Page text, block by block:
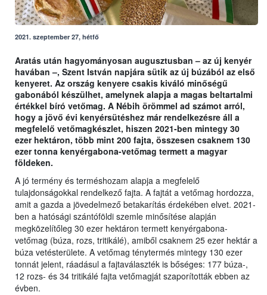
2021. szeptember 27, hétfő
Aratás után hagyományosan augusztusban – az új kenyér
havában –, Szent István napjára sütik az új búzából az első
kenyeret. Az ország kenyere csakis kiváló minőségű
gabonából készülhet, amelynek alapja a magas beltartalmi
értékkel bíró vetőmag. A Nébih örömmel ad számot arról,
hogy a jövő évi kenyérsütéshez már rendelkezésre áll a
megfelelő vetőmagkészlet, hiszen 2021-ben mintegy 30
ezer hektáron, több mint 200 fajta, összesen csaknem 130
ezer tonna kenyérgabona-vetőmag termett a magyar
földeken.
A jó termény és terméshozam alapja a megfelelő
tulajdonságokkal rendelkező fajta. A fajtát a vetőmag hordozza,
amit a gazda a jövedelmező betakarítás érdekében elvet. 2021-
ben a hatósági szántóföldi szemle minősítése alapján
megközelítőleg 30 ezer hektáron termett kenyérgabona-
vetőmag (búza, rozs, tritikálé), amiből csaknem 25 ezer hektár a
búza vetésterülete. A vetőmag ténytermés mintegy 130 ezer
tonnát jelent, ráadásul a fajtaválaszték is bőséges: 177 búza-,
12 rozs- és 34 tritikálé fajta vetőmagját szaporították ebben az
évben.